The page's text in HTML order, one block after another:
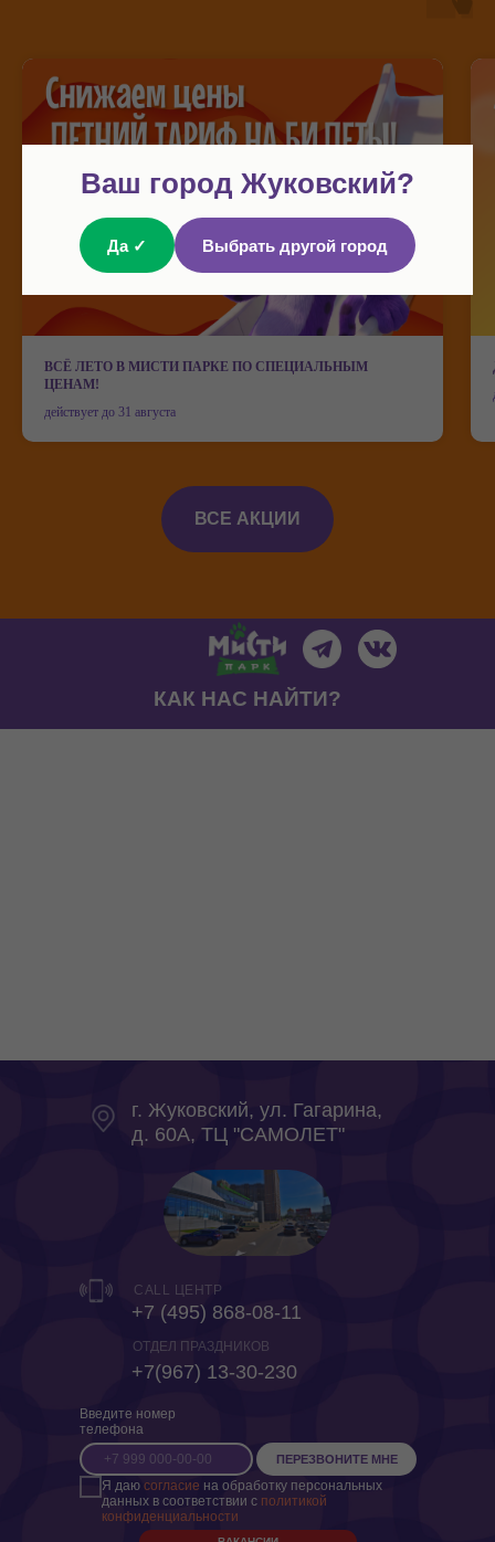
Ваш город Жуковский?
Да ✓ Выбрать другой город
ВСЁ ЛЕТО В МИСТИ ПАРКЕ ПО СПЕЦИАЛЬНЫМ
ЦЕНАМ!
действует до 31 августа
ВСЕ АКЦИИ
КАК НАС НАЙТИ?
г. Жуковский, ул. Гагарина,
д. 60А, ТЦ "САМОЛЕТ"
Введите номер
телефона
Я даю согласие на обработку персональных
данных в соответствии с политикой
конфиденциальности
ПЕРЕЗВОНИТЕ МНЕ
+7 (495) 868-08-11
+7(967) 13-30-230
ОТДЕЛ ПРАЗДНИКОВ
CALL ЦЕНТР